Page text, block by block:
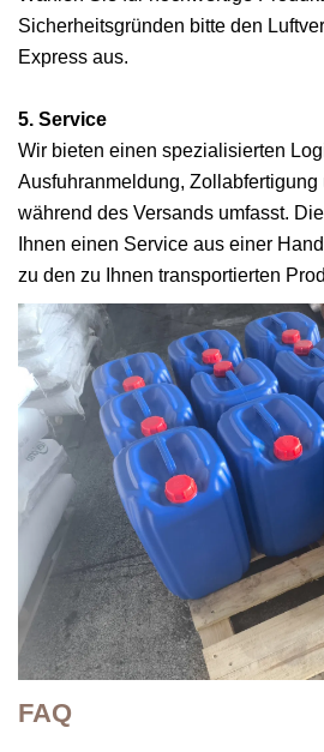
Sicherheitsgründen bitte den
Express aus.
5. Service
Wir bieten einen spezialisierten
Ausfuhranmeldung, Zollabfertigung
während des Versands umfasst.
Ihnen einen Service aus einer
zu den zu Ihnen transportierten
FAQ